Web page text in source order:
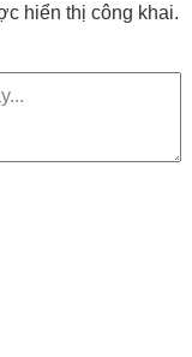
hiển thị công khai.